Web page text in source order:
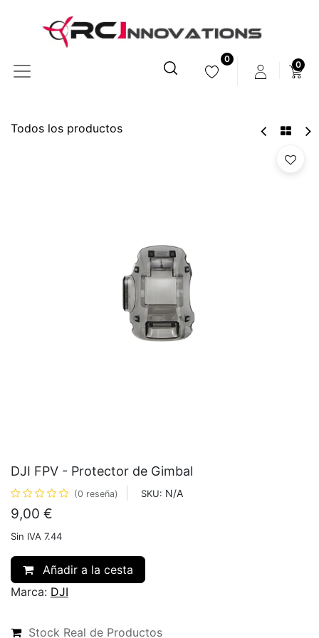
0
0
Todos los productos
DJI FPV - Protector de Gimbal
(0 reseña) SKU: N/A
9,00 €
Sin IVA 7.44
Añadir a la cesta
Marca: DJI
Stock Real de Productos